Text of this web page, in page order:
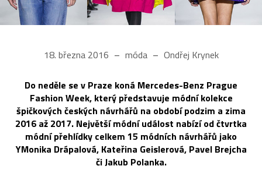
18. března 2016 móda Ondřej Krynek
Do neděle se v Praze koná Mercedes-Benz Prague
Fashion Week, který představuje módní kolekce
špičkových českých návrhářů na období podzim a zima
2016 až 2017. Největší módní událost nabízí od čtvrtka
módní přehlídky celkem 15 módních návrhářů jako
YMonika Drápalová, Kateřina Geislerová, Pavel Brejcha
či Jakub Polanka.